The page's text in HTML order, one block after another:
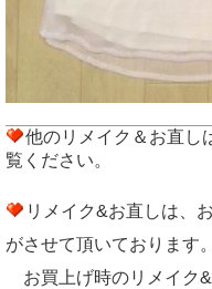
他のリメイク＆お直し
覧ください。
リメイク&お直しは、
がさせて頂いております。
お買上げ時のリメイク